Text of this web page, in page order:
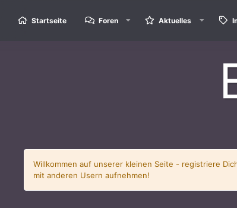
Startseite Foren Aktuelles
Willkommen auf unserer kleinen Seite - registriere
mit anderen Usern aufnehmen!